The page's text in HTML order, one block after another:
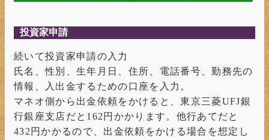
投資家申請
続いて投資家申請の入力
氏名、性別、生年月日、住所、電話番号、勤務先の
情報、入出金するための口座を入力。
マネオ側から出金依頼をかけると、東京三菱UFJ銀
行銀座支店だと162円かかります。他行あてだと
432円かかるので、出金依頼をかける場合を想定し